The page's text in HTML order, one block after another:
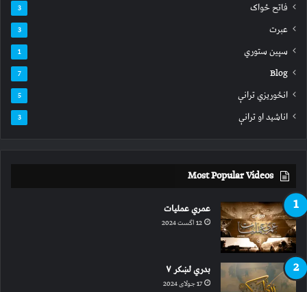
فاتح ځواک 3
عبرت 3
سپين ستوري 1
Blog
7
انځوریزي ترانې 5
اناشید او ترانې 3
Most Popular Videos
عمري عملیات
12 اگست 2024
بدري لښکر ۷
17 جولای 2024